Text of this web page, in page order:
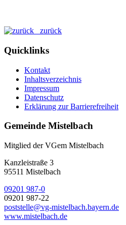
zurück
Quicklinks
Kontakt
Inhaltsverzeichnis
Impressum
Datenschutz
Erklärung zur Barrierefreiheit
Gemeinde Mistelbach
Mitglied der VGem Mistelbach
Kanzleistraße 3
95511 Mistelbach
09201 987-0
09201 987-22
poststelle@vg-mistelbach.bayern.de
www.mistelbach.de